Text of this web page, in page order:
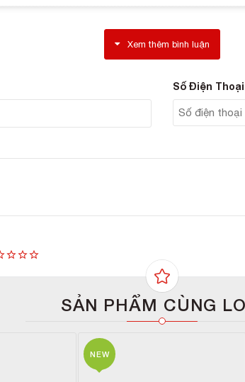
chị em, tạo ra như 3 lớp màng bảo vệ gần như
: Giúp lọc các tia UVA và UVB hiệu
: Chứa tinh chất trà
tử DNA cho da.
Xem thêm bình luận
Số Điện Thoại
SẢN PHẨM CÙNG
NEW